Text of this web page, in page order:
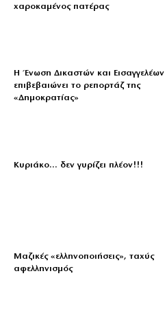
χαροκαμένος πατέρας
Η Ένωση Δικαστών και Εισαγγελέων
επιβεβαιώνει το ρεπορτάζ της
«Δημοκρατίας»
Κυριάκο… δεν γυρίζει πλέον!!!
Μαζικές «ελληνοποιήσεις», ταχύς
αφελληνισμός